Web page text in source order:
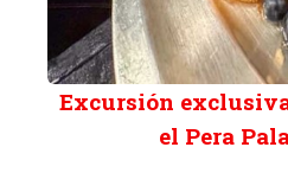
Excursión
el Pera